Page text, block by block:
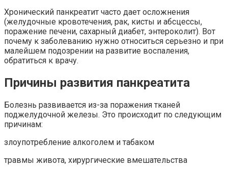
Хронический панкреатит часто дает осложнения
(желудочные кровотечения, рак, кисты и абсцессы,
поражение печени, сахарный диабет, энтероколит). Вот
почему к заболеванию нужно относиться серьезно и при
малейшем подозрении на развитие воспаления,
обратиться к врачу.
Причины развития панкреатита
Болезнь развивается из-за поражения тканей
поджелудочной железы. Это происходит по следующим
причинам:
злоупотребление алкоголем и табаком
травмы живота, хирургические вмешательства